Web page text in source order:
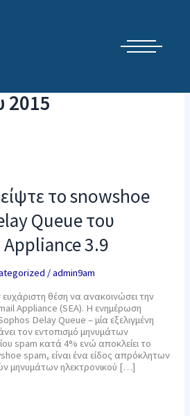
2015
το snowshoe
Queue του
3.9
/admin9am
θέση να ανακοινώσει την
Appliance (SEA). Η ενημέρωση
Delay Queue – μία εξελιγμένη
τον εντοπισμό μηνυμάτων
spam κατά 4% ενώ αποκλείει το
spam, είναι ένα είδος απρόκλητων
μηνυμάτων ηλεκτρονικού […]